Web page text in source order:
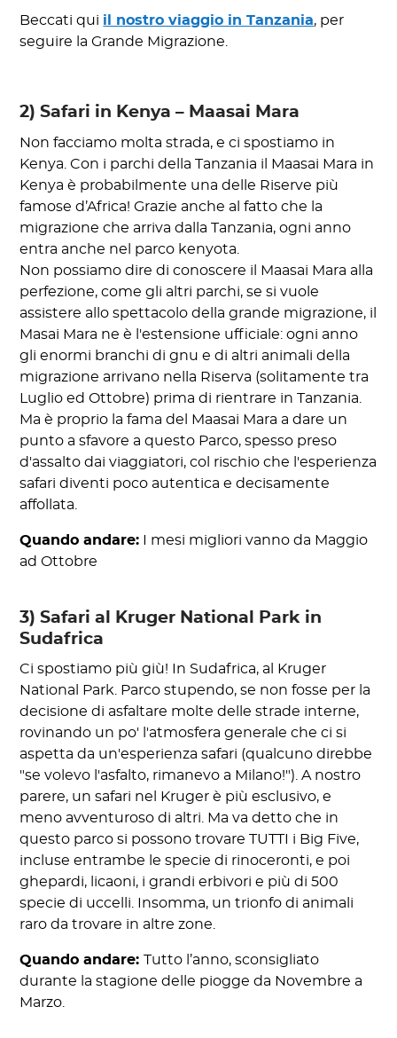
Beccati qui il nostro viaggio in Tanzania, per
seguire la Grande Migrazione.
2) Safari in Kenya – Maasai Mara
Non facciamo molta strada, e ci spostiamo in
Kenya. Con i parchi della Tanzania il Maasai Mara in
Kenya è probabilmente una delle Riserve più
famose d’Africa! Grazie anche al fatto che la
migrazione che arriva dalla Tanzania, ogni anno
entra anche nel parco kenyota.
Non possiamo dire di conoscere il Maasai Mara alla
perfezione, come gli altri parchi, se si vuole
assistere allo spettacolo della grande migrazione, il
Masai Mara ne è l'estensione ufficiale: ogni anno
gli enormi branchi di gnu e di altri animali della
migrazione arrivano nella Riserva (solitamente tra
Luglio ed Ottobre) prima di rientrare in Tanzania.
Ma è proprio la fama del Maasai Mara a dare un
punto a sfavore a questo Parco, spesso preso
d'assalto dai viaggiatori, col rischio che l'esperienza
safari diventi poco autentica e decisamente
affollata.
Quando andare: I mesi migliori vanno da Maggio
ad Ottobre
3) Safari al Kruger National Park in
Sudafrica
Ci spostiamo più giù! In Sudafrica, al Kruger
National Park. Parco stupendo, se non fosse per la
decisione di asfaltare molte delle strade interne,
rovinando un po' l'atmosfera generale che ci si
aspetta da un'esperienza safari (qualcuno direbbe
"se volevo l'asfalto, rimanevo a Milano!"). A nostro
parere, un safari nel Kruger è più esclusivo, e
meno avventuroso di altri. Ma va detto che in
questo parco si possono trovare TUTTI i Big Five,
incluse entrambe le specie di rinoceronti, e poi
ghepardi, licaoni, i grandi erbivori e più di 500
specie di uccelli. Insomma, un trionfo di animali
raro da trovare in altre zone.
Quando andare:Tutto l’anno, sconsigliato
durante la stagione delle piogge da Novembre a
Marzo.